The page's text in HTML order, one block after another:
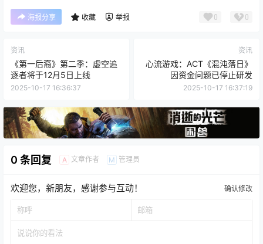
海报分享 收藏 举报 0 0
资讯
《第一后裔》第二季：虚空追
逐者将于12月5日上线
2025-10-17 16:36:37
资讯
心流游戏：ACT《混沌落日》
因资金问题已停止研发
2025-10-17 16:37:19
0 条回复 A 文章作者 M 管理员
欢迎您，新朋友，感谢参与互动！ 确认修改